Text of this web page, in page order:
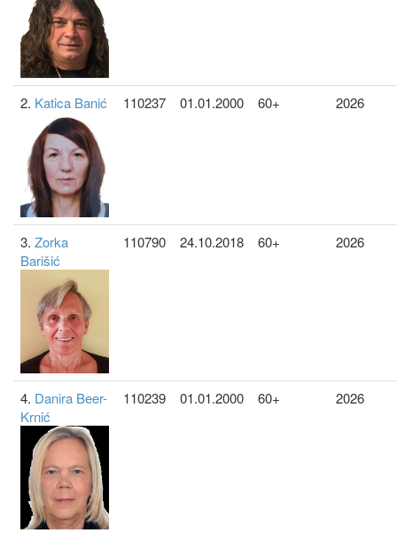
2. Katica Banić 110237 01.01.2000 60+ 2026
3. Zorka
Barišić
110790 24.10.2018 60+ 2026
4. Danira Beer-
Krnić
110239 01.01.2000 60+ 2026